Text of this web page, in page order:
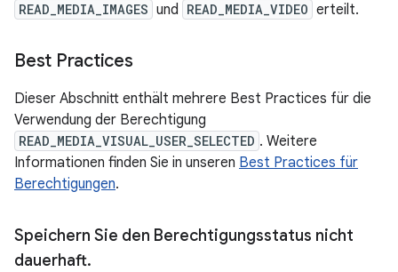
READ_MEDIA_IMAGES und READ_MEDIA_VIDEO erteilt.
Best Practices
Dieser Abschnitt enthält mehrere Best Practices für die
Verwendung der Berechtigung
READ_MEDIA_VISUAL_USER_SELECTED . Weitere
Informationen finden Sie in unseren Best Practices für
Berechtigungen.
Speichern Sie den Berechtigungsstatus nicht
dauerhaft.